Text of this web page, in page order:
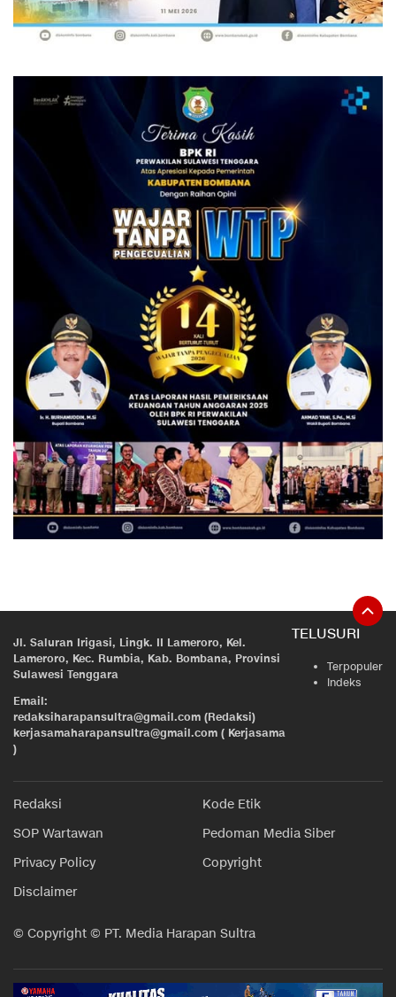
Jl. Saluran Irigasi, Lingk. II Lameroro, Kel.
Lameroro, Kec. Rumbia, Kab. Bombana, Provinsi
Sulawesi Tenggara
Email:
redaksiharapansultra@gmail.com (Redaksi)
kerjasamaharapansultra@gmail.com ( Kerjasama
)
TELUSURI
Terpopuler
Indeks
Redaksi
Kode Etik
SOP Wartawan
Pedoman Media Siber
Privacy Policy
Copyright
Disclaimer
© Copyright © PT. Media Harapan Sultra